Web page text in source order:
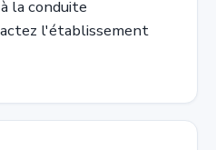
la conduite
l'établissement